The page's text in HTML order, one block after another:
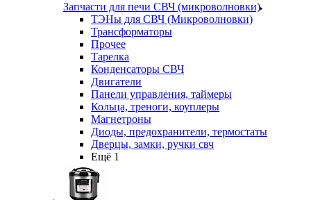
Запчасти для печи СВЧ (микроволновки)
ТЭНы для СВЧ (Микроволновки)
Трансформаторы
Прочее
Тарелка
Конденсаторы СВЧ
Двигатели
Панели управления, таймеры
Кольца, треноги, коуплеры
Магнетроны
Диоды, предохранители, термостаты
Дверцы, замки, ручки свч
Ещё 1